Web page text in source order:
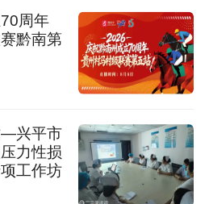
登场，陕北说书、民歌、
色节目轮番上演，一曲
年古城沧桑，高亢嘹亮的
林等你来》，为整场演出
扫码抽奖互动，统万城、
文创礼品，让同学们收获
周年
黔南第
—兴平市
力性损
工作坊